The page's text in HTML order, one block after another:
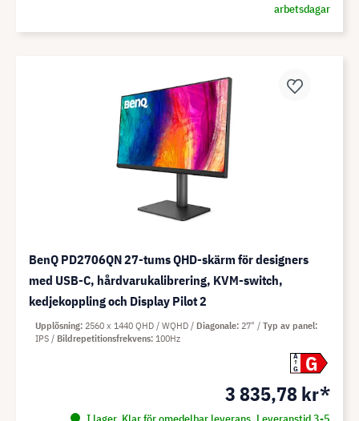
arbetsdagar
BenQ PD2706QN 27-tums QHD-skärm för designers
med USB-C, hårdvarukalibrering, KVM-switch,
kedjekoppling och Display Pilot 2
A
G
G
3 835,78 kr*
Upplösning 2560 x 1440 QHD / WQHD Diagonale 27"
Typ av panel
IPS
Bildrepetitionsfrekvens 100Hz